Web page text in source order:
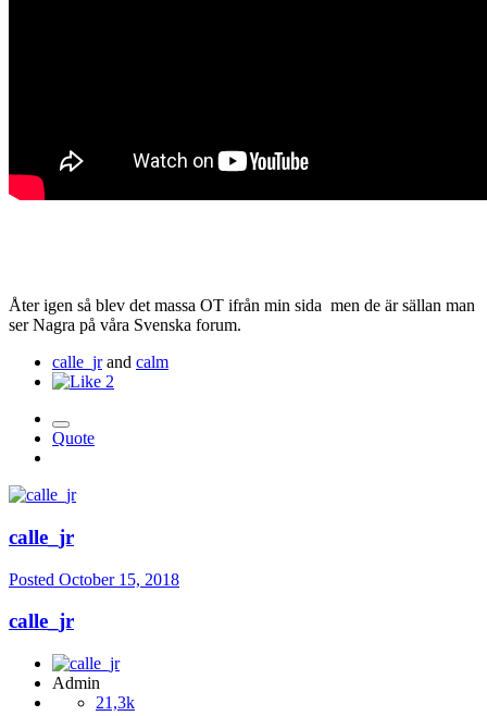
Åter igen så blev det massa OT ifrån min sida men de är sällan man
ser Nagra på våra Svenska forum.
calle_jrand calm
2
Quote
calle_jr
Posted October 15, 2018
calle_jr
Admin
21,3k